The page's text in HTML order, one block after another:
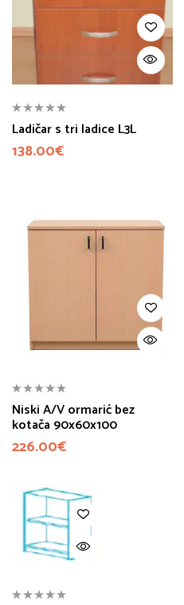
Ladičar s tri ladice L3L
138.00€
Niski A/V ormarić bez
kotača 90x60x100
226.00€